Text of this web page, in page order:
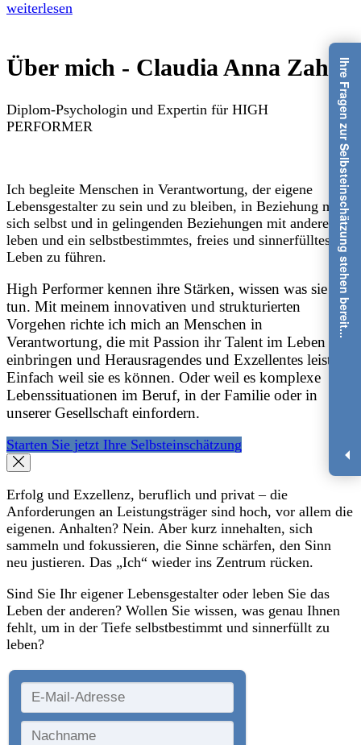
Ihre Fragen zur Selbsteinschätzung stehen bereit...
weiterlesen
Über mich - Claudia Anna Zahn
Diplom-Psychologin und Expertin für HIGH
PERFORMER
Ich begleite Menschen in Verantwortung, der eigene
Lebensgestalter zu sein und zu bleiben, in Beziehung mit
sich selbst und in gelingenden Beziehungen mit anderen zu
leben und ein selbstbestimmtes, freies und sinnerfülltes
Leben zu führen.
High Performer kennen ihre Stärken, wissen was sie
tun. Mit meinem innovativen und strukturierten
Vorgehen richte ich mich an Menschen in
Verantwortung, die mit Passion ihr Talent im Leben
einbringen und Herausragendes und Exzellentes leisten.
Einfach weil sie es können. Oder weil es komplexe
Lebenssituationen im Beruf, in der Familie oder in
unserer Gesellschaft einfordern.
Starten Sie jetzt Ihre Selbsteinschätzung
Erfolg und Exzellenz, beruflich und privat – die
Anforderungen an Leistungsträger sind hoch, vor allem die
eigenen. Anhalten? Nein. Aber kurz innehalten, sich
sammeln und fokussieren, die Sinne schärfen, den Sinn
neu justieren. Das „Ich“ wieder ins Zentrum rücken.
Sind Sie Ihr eigener Lebensgestalter oder leben Sie das
Leben der anderen? Wollen Sie wissen, was genau Ihnen
fehlt, um in der Tiefe selbstbestimmt und sinnerfüllt zu
leben?